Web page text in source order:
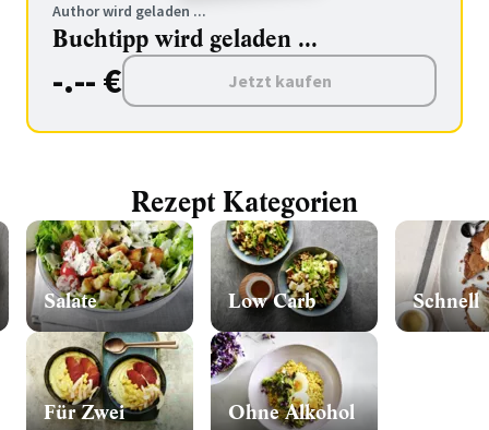
Author wird geladen ...
Buchtipp wird geladen ...
-.-- € Jetzt kaufen
Rezept Kategorien
Salate
Für Zwei
Low Carb
Ohne Alkohol
Schnell